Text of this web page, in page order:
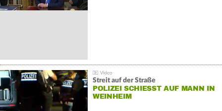
Streit auf der Straße
POLIZEI SCHIESST AUF MANN IN W
EINHEIM